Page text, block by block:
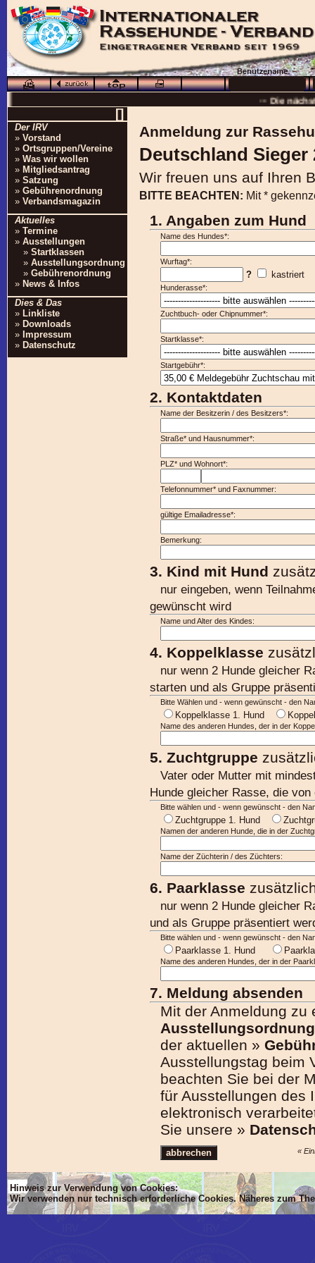
[]
Der IRV
» Vorstand
» Ortsgruppen/Vereine
» Was wir wollen
» Mitgliedsantrag
» Satzung
» Gebührenordnung
» Verbandsmagazin
Aktuelles
» Termine
» Ausstellungen
» Startklassen
» Ausstellungsordnung
» Gebührenordnung
» News & Infos
Dies & Das
» Linkliste
» Downloads
» Impressum
» Datenschutz
Anmeldung zur
Deutschland Sieger
Wir freuen uns auf Ihren
BITTE BEACHTEN: Mit *
1. Angaben zum Hund
Name des Hundes*:
Wurftag*:
? kastriert
Hunderasse*:
Zuchtbuch- oder Chipnummer*:
Startklasse*:
Startgebühr*:
2. Kontaktdaten
Name der Besitzerin / des Besitzers*:
Straße* und Hausnummer*:
PLZ* und Wohnort*:
Telefonnummer* und Faxnummer:
gültige Emailadresse*:
Bemerkung:
3. Kind mit Hund
nur eingeben, wenn
gewünscht wird
Name und Alter des Kindes:
4. Koppelklasse
nur wenn 2 Hunde gleicher
starten und als Gruppe
Bitte Wählen und - wenn gewünscht - den
Koppelklasse 1. Hund
Name des anderen Hundes, der in der
5. Zuchtgruppe
Vater oder Mutter mit
Hunde gleicher Rasse, die
Bitte wählen und - wenn gewünscht - den
Zuchtgruppe 1. Hund
Namen der anderen Hunde, die in der
Name der Züchterin / des Züchters:
6. Paarklasse
nur wenn 2 Hunde gleicher
und als Gruppe präsentiert
Bitte wählen und - wenn gewünscht - den
Paarklasse 1. Hund
Name des anderen Hundes, der in der
7. Meldung absenden
Mit der Anmeldung zu
Ausstellungsordnung
der aktuellen »
Ausstellungstag beim
beachten Sie bei der
für Ausstellungen des
elektronisch
Sie unsere »
«
Hinweis zur Verwendung von Cookies:
Wir verwenden nur technisch erforderliche Cookies. Näheres zum
···
··· Die
···
··· Besuchen Sie
'Dim mlTIT, mlBOD, mlVON, mlsTIT, mlAN, mlsBOD